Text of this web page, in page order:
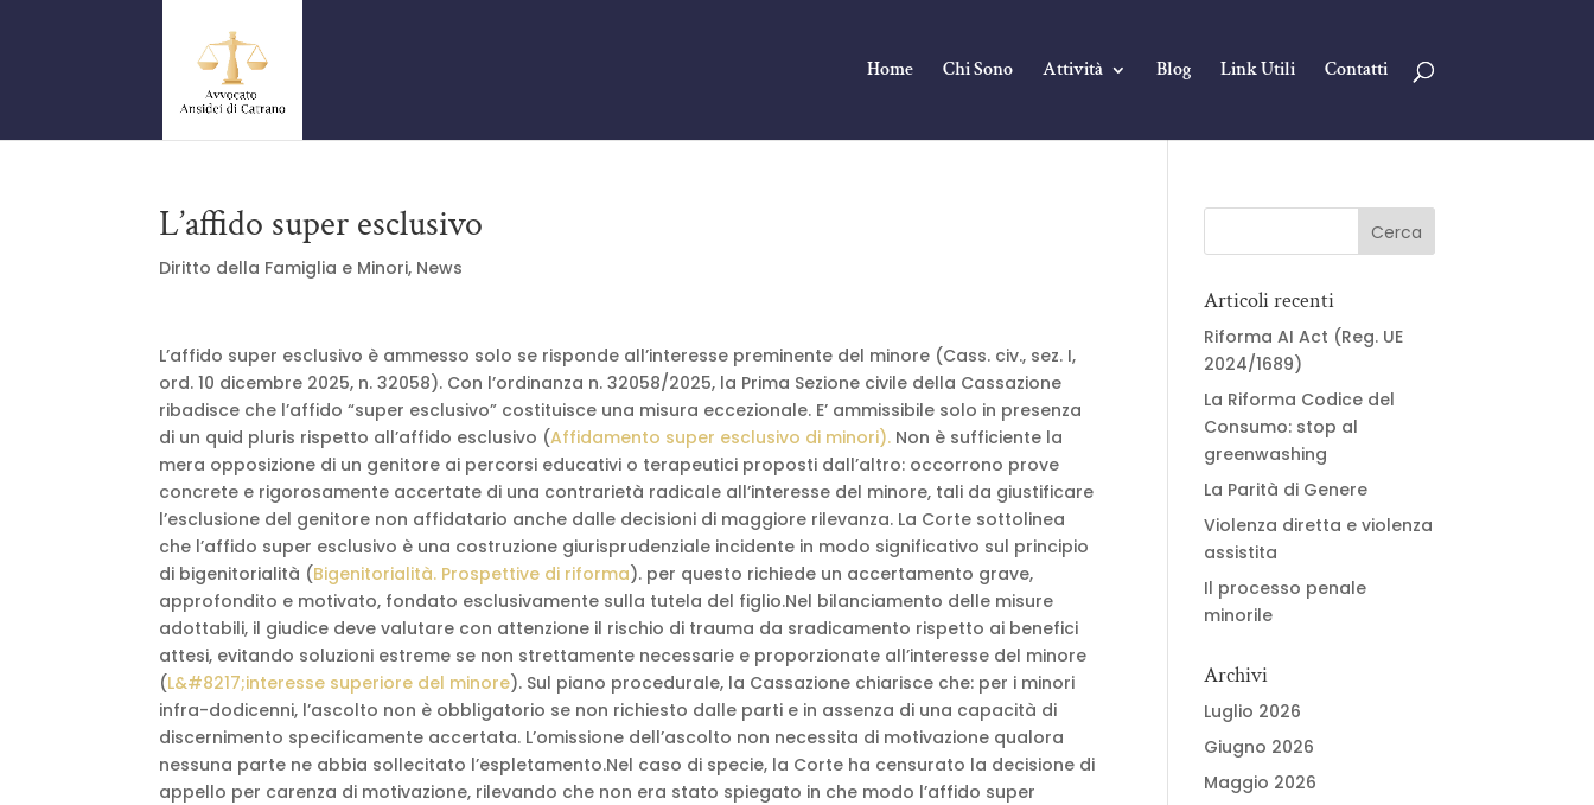
Home Chi Sono Attività Blog Link Utili Contatti
L’affido super esclusivo
Diritto della Famiglia e Minori, News
L’affido super esclusivo è ammesso solo se risponde all’interesse preminente del minore (Cass. civ., sez. I,
ord. 10 dicembre 2025, n. 32058). Con l’ordinanza n. 32058/2025, la Prima Sezione civile della Cassazione
ribadisce che l’affido “super esclusivo” costituisce una misura eccezionale. E’ ammissibile solo in presenza
di un quid pluris rispetto all’affido esclusivo (Affidamento super esclusivo di minori). Non è sufficiente la
mera opposizione di un genitore ai percorsi educativi o terapeutici proposti dall’altro: occorrono prove
concrete e rigorosamente accertate di una contrarietà radicale all’interesse del minore, tali da giustificare
l’esclusione del genitore non affidatario anche dalle decisioni di maggiore rilevanza. La Corte sottolinea
che l’affido super esclusivo è una costruzione giurisprudenziale incidente in modo significativo sul principio
di bigenitorialità (Bigenitorialità. Prospettive di riforma). per questo richiede un accertamento grave,
approfondito e motivato, fondato esclusivamente sulla tutela del figlio.Nel bilanciamento delle misure
adottabili, il giudice deve valutare con attenzione il rischio di trauma da sradicamento rispetto ai benefici
attesi, evitando soluzioni estreme se non strettamente necessarie e proporzionate all’interesse del minore
(L&#8217;interesse superiore del minore). Sul piano procedurale, la Cassazione chiarisce che: per i minori
infra-dodicenni, l’ascolto non è obbligatorio se non richiesto dalle parti e in assenza di una capacità di
discernimento specificamente accertata. L’omissione dell’ascolto non necessita di motivazione qualora
nessuna parte ne abbia sollecitato l’espletamento.Nel caso di specie, la Corte ha censurato la decisione di
appello per carenza di motivazione, rilevando che non era stato spiegato in che modo l’affido super
Articoli recenti
Riforma AI Act (Reg. UE
2024/1689)
La Riforma Codice del
Consumo: stop al
greenwashing
La Parità di Genere
Violenza diretta e violenza
assistita
Il processo penale
minorile
Archivi
Luglio 2026
Giugno 2026
Maggio 2026